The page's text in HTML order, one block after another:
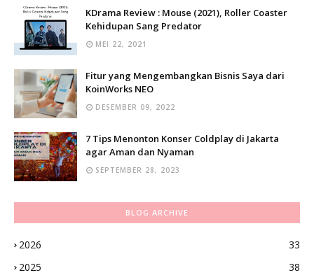
KDrama Review : Mouse (2021), Roller Coaster
Kehidupan Sang Predator
MEI 22, 2021
Fitur yang Mengembangkan Bisnis Saya dari
KoinWorks NEO
DESEMBER 09, 2022
7 Tips Menonton Konser Coldplay di Jakarta
agar Aman dan Nyaman
SEPTEMBER 28, 2023
BLOG ARCHIVE
2026
33
2025
38